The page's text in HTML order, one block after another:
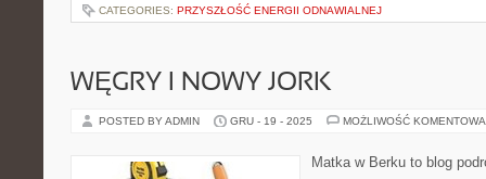
CATEGORIES: PRZYSZŁOŚĆ ENERGII ODNAWIALNEJ
WĘGRY I NOWY JORK
POSTED BY ADMIN GRU - 19 - 2025 MOŻLIWOŚĆ
Matka w Berku to blog